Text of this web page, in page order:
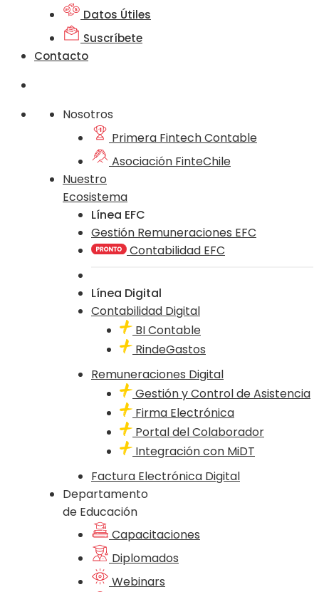
Datos Útiles
Suscríbete
Contacto
Nosotros
Primera Fintech Contable
Asociación FinteChile
Nuestro
Ecosistema
Línea EFC
Gestión Remuneraciones EFC
Contabilidad EFC
Línea Digital
Contabilidad Digital
BI Contable
RindeGastos
Remuneraciones Digital
Gestión y Control de Asistencia
Firma Electrónica
Portal del Colaborador
Integración con MiDT
Factura Electrónica Digital
Departamento
de Educación
Capacitaciones
Diplomados
Webinars